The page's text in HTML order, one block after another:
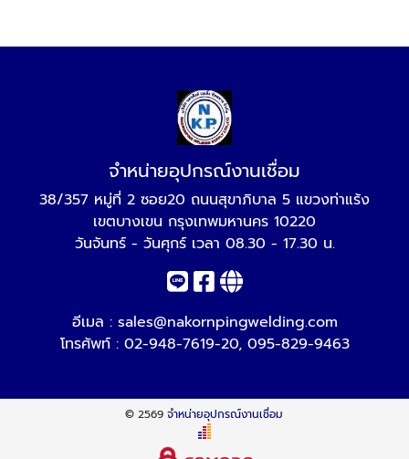
จำหน่ายอุปกรณ์งานเชื่อม
38/357 หมู่ที่ 2 ซอย20 ถนนสุขาภิบาล 5 แขวงท่าแร้ง
เขตบางเขน กรุงเทพมหานคร 10220
วันจันทร์ - วันศุกร์ เวลา 08.30 - 17.30 น.
อีเมล : sales@nakornpingwelding.com
โทรศัพท์ : 02-948-7619-20, 095-829-9463
© 2569จำหน่ายอุปกรณ์งานเชื่อม